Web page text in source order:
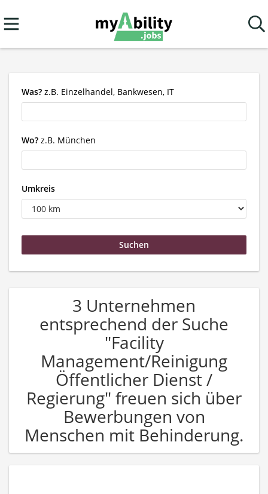
Was? z.B. Einzelhandel, Bankwesen, IT
Wo? z.B. München
Umkreis
3 Unternehmen
entsprechend der Suche
"Facility
Management/Reinigung
Öffentlicher Dienst /
Regierung" freuen sich über
Bewerbungen von
Menschen mit Behinderung.